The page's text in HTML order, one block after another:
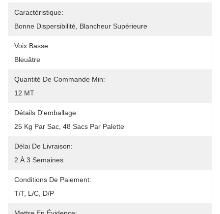
Caractéristique:
Bonne Dispersibilité, Blancheur Supérieure
Voix Basse:
Bleuâtre
Quantité De Commande Min:
12 MT
Détails D'emballage:
25 Kg Par Sac, 48 Sacs Par Palette
Délai De Livraison:
2 À 3 Semaines
Conditions De Paiement:
T/T, L/C, D/P